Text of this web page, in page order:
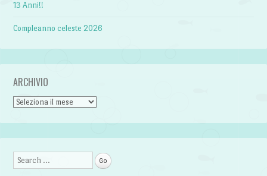
13 Anni!!
Compleanno celeste 2026
ARCHIVIO
Archivio
Search